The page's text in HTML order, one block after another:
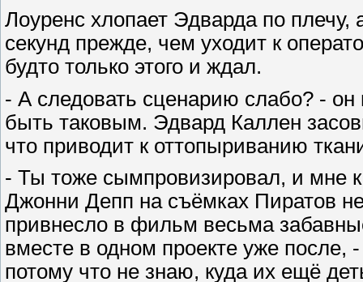
Лоуренс хлопает Эдварда по плечу,
секунд прежде, чем уходит к
будто только этого и ждал.
- А следовать сценарию слабо? -
быть таковым. Эдвард Каллен
что приводит к оттопыриванию
- Ты тоже сымпровизировал, и мне
Джонни Депп на съёмках Пиратов
привнесло в фильм весьма
вместе в одном проекте уже после,
потому что не знаю, куда их ещё